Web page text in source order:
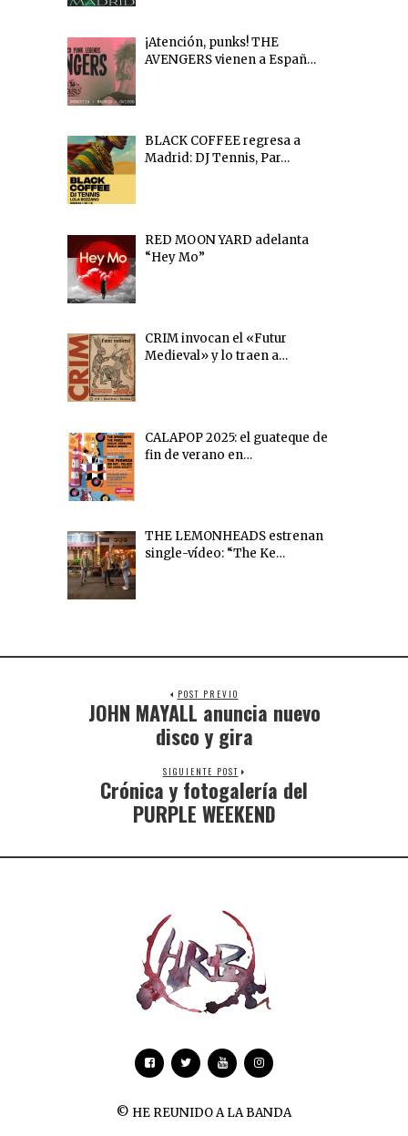
¡Atención, punks! THE
AVENGERS vienen a Españ…
BLACK COFFEE regresa a
Madrid: DJ Tennis, Par…
RED MOON YARD adelanta
“Hey Mo”
CRIM invocan el «Futur
Medieval» y lo traen a…
CALAPOP 2025: el guateque de
fin de verano en…
THE LEMONHEADS estrenan
single-vídeo: “The Ke…
POST PREVIO
JOHN MAYALL anuncia nuevo
disco y gira
SIGUIENTE POST
Crónica y fotogalería del
PURPLE WEEKEND
© HE REUNIDO A LA BANDA